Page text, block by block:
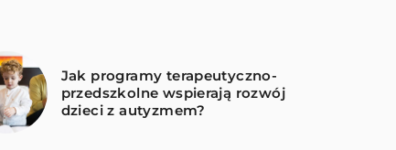
Jak programy terapeutyczno-
przedszkolne wspierają rozwój
dzieci z autyzmem?